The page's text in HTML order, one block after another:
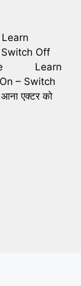
Learn
Off
Learn
– Switch
एक्टर को